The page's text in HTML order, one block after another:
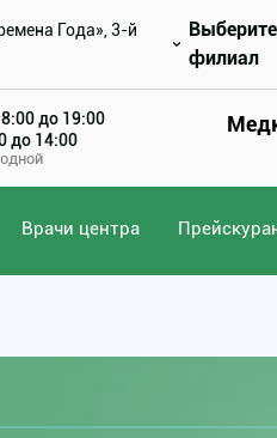
Года», 3-й
Выберите
филиал
8:00 до 19:00
до 14:00
Врачи центра